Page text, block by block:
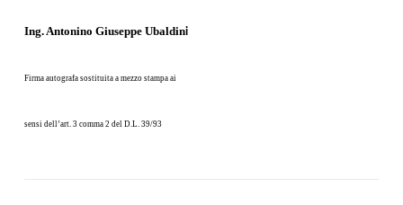
Ing. Antonino Giuseppe Ubaldini
Firma autografa sostituita a mezzo stampa ai
sensi dell’art. 3 comma 2 del D.L. 39/93